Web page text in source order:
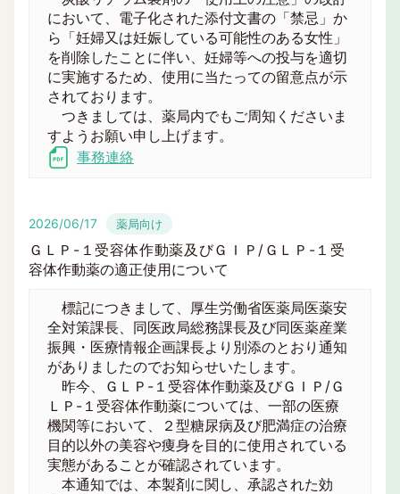
において、電子化された添付文書の「禁忌」か
ら「妊婦又は妊娠している可能性のある女性」
を削除したことに伴い、妊婦等への投与を適切
に実施するため、使用に当たっての留意点が示
されております。
つきましては、薬局内でもご周知くださいま
すようお願い申し上げます。
事務連絡
2026/06/17 薬局向け
ＧＬＰ-１受容体作動薬及びＧＩＰ/ＧＬＰ-１受
容体作動薬の適正使用について
標記につきまして、厚生労働省医薬局医薬安
全対策課長、同医政局総務課長及び同医薬産業
振興・医療情報企画課長より別添のとおり通知
がありましたのでお知らせいたします。
昨今、ＧＬＰ-１受容体作動薬及びＧＩＰ/Ｇ
ＬＰ-１受容体作動薬については、一部の医療
機関等において、２型糖尿病及び肥満症の治療
目的以外の美容や痩身を目的に使用されている
実態があることが確認されています。
本通知では、本製剤に関し、承認された効